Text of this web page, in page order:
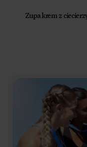
Zupa krem z